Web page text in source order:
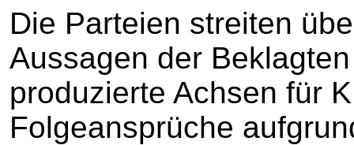
Die Parteien streiten
Aussagen der
produzierte Achsen für
Folgeansprüche